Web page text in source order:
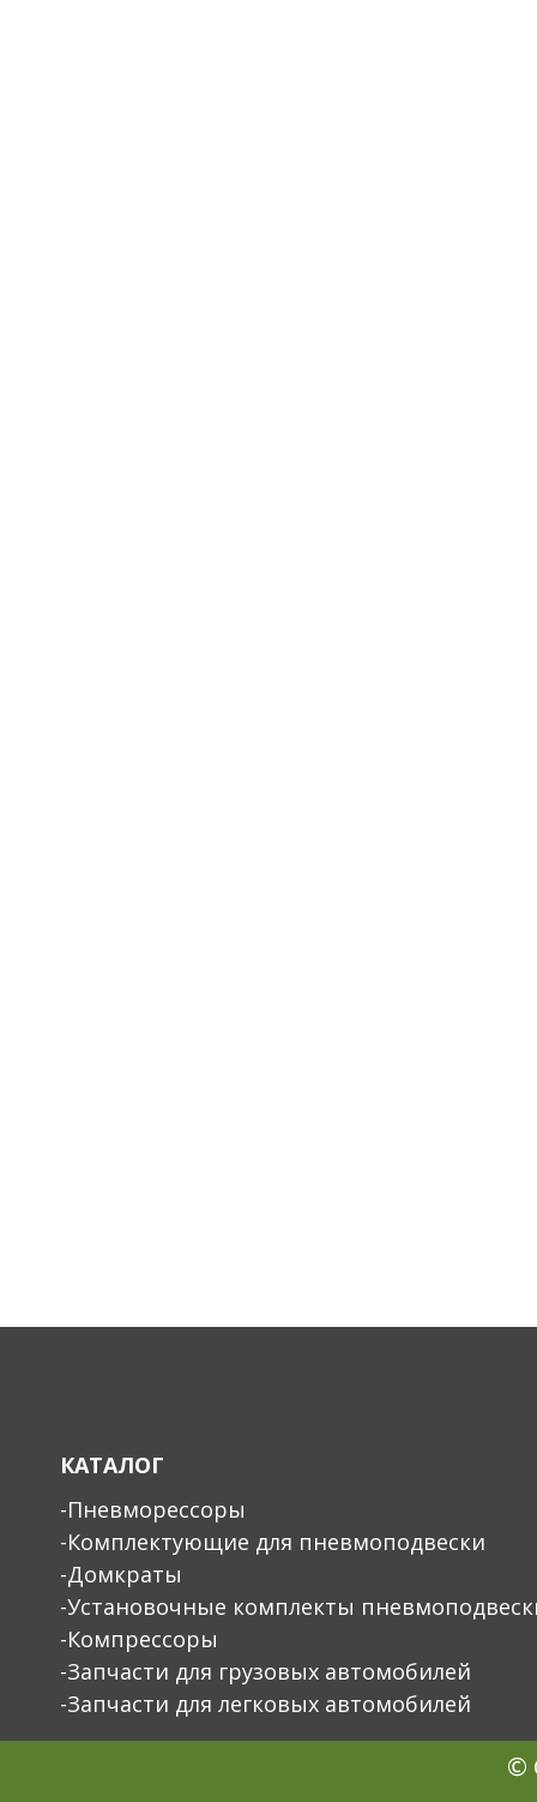
КАТАЛОГ
-Пневморессоры
-Комплектующие для пневмоподвески
-Домкраты
-Установочные комплекты
-Компрессоры
-Запчасти для грузовых автомобилей
-Запчасти для легковых автомобилей
©